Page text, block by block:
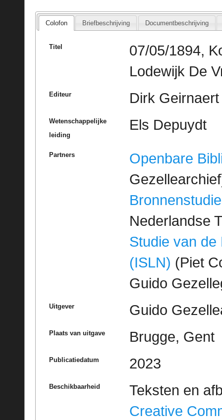
Colofon Briefbeschrijving Documentbeschrijving
Titel
07/05/1894,
Lodewijk De
Editeur Dirk Geirnaert
Wetenschappelijke
leiding
Els Depuydt
Partners
Openbare
Bronnenstudie
Nederlandse
Studie van de
(ISLN) (Piet
Guido
Uitgever Guido
Plaats van uitgave Brugge, Gent
Publicatiedatum 2023
Beschikbaarheid
Teksten en
Creative